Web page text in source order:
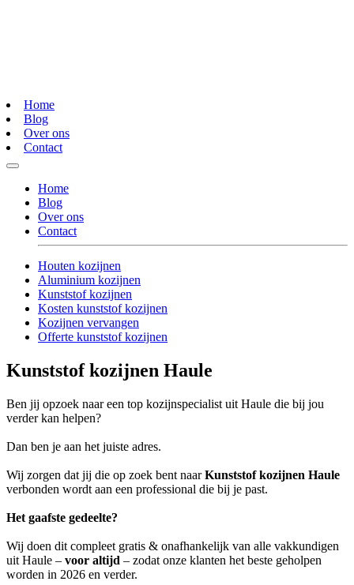
Home
Blog
Over ons
Contact
Home
Blog
Over ons
Contact
Houten kozijnen
Aluminium kozijnen
Kunststof kozijnen
Kosten kunststof kozijnen
Kozijnen vervangen
Offerte kunststof kozijnen
Kunststof kozijnen Haule
Ben jij opzoek naar een top kozijnspecialist uit Haule die bij jou
verder kan helpen?
Dan ben je aan het juiste adres.
Wij zorgen dat jij die op zoek bent naarKunststof kozijnen Haule
verbonden wordt aan een professional die bij je past.
Het gaafste gedeelte?
Wij doen dit compleet gratis & onafhankelijk van alle vakkundigen
uit Haule – voor altijd – zodat onze klanten het beste geholpen
worden in 2026 en verder.